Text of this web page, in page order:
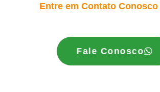
Entre em Contato Conosco
Fale Conosco